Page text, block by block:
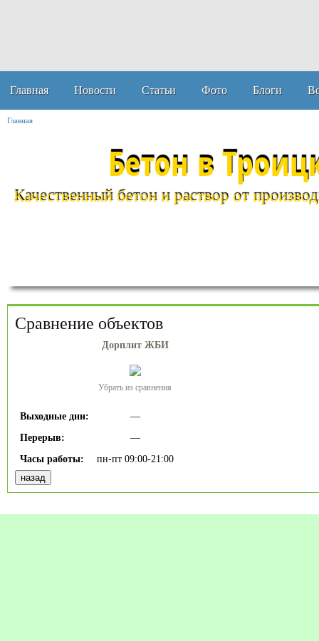
Главная Новости Статьи Фото Блоги
Главная
Бетон в
Качественный бетон и раствор от
Сравнение объектов
Дорплит ЖБИ
Убрать из сравнения
Выходные дни:
—
Перерыв:
—
Часы работы:
пн-пт 09:00-21:00